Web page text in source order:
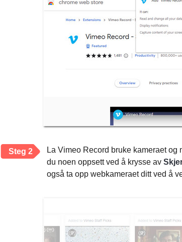
Steg 2 La Vimeo Record bruke kameraet og
du noen oppsett ved å krysse av
også ta opp webkameraet ditt ved å